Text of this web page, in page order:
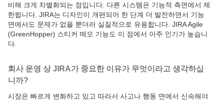
비해 크게 차별화되는 점입니다. 다른 시스템은 기능적 측면에서 제
한됩니다. JIRA는 디자인이 개편되어 한 단계 더 발전하면서 기능
면에서도 문제가 없을 뿐더러 실질적으로 유용합니다. JIRA Agile
(GreenHopper) 스티커 메모 기능도 이 점에서 아주 인기가 높습니
다.
회사 운영 상 JIRA가 중요한 이유가 무엇이라고 생각하십
니까?
시장은 빠르게 변화하고 있고 따라서 사고나 행동 면에서 신속해야